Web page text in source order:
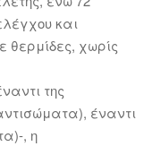
και
θερμίδες, χωρίς
της
έναντι
, η